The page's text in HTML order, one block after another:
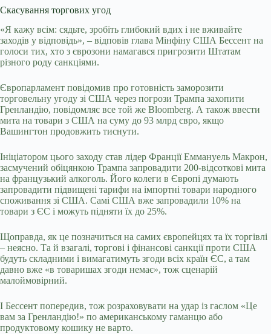
Скасування торгових угод
«Я кажу всім: сядьте, зробіть глибокий вдих і не вживайте
заходів у відповідь», – відповів глава Мінфіну США Бессент на
голоси тих, хто з єврозони намагався пригрозити Штатам
різного роду санкціями.
Європарламент повідомив про готовність заморозити
торговельну угоду зі США через погрози Трампа захопити
Гренландію, повідомляє все той же Bloomberg. А також ввести
мита на товари з США на суму до 93 млрд євро, якщо
Вашингтон продовжить тиснути.
Ініціатором цього заходу став лідер Франції Еммануель Макрон,
засмучений обіцянкою Трампа запровадити 200-відсоткові мита
на французький алкоголь. Його колеги в Європі думають
запровадити підвищені тарифи на імпортні товари народного
споживання зі США. Самі США вже запровадили 10% на
товари з ЄС і можуть підняти їх до 25%.
Щоправда, як це позначиться на самих європейцях та їх торгівлі
– неясно. Та й взагалі, торгові і фінансові санкції проти США
будуть складними і вимагатимуть згоди всіх країн ЄС, а там
давно вже «в товаришах згоди немає», тож сценарій
малоймовірний.
І Бессент попередив, тож розраховувати на удар із гаслом «Це
вам за Гренландію!» по американському гаманцю або
продуктовому кошику не варто.